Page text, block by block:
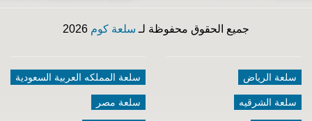
جميع الحقوق محفوظة لـ سلعة كوم
سلعة الرياض
سلعة الشرقيه
سلعة المملكه العربية السعودية
سلعة مصر